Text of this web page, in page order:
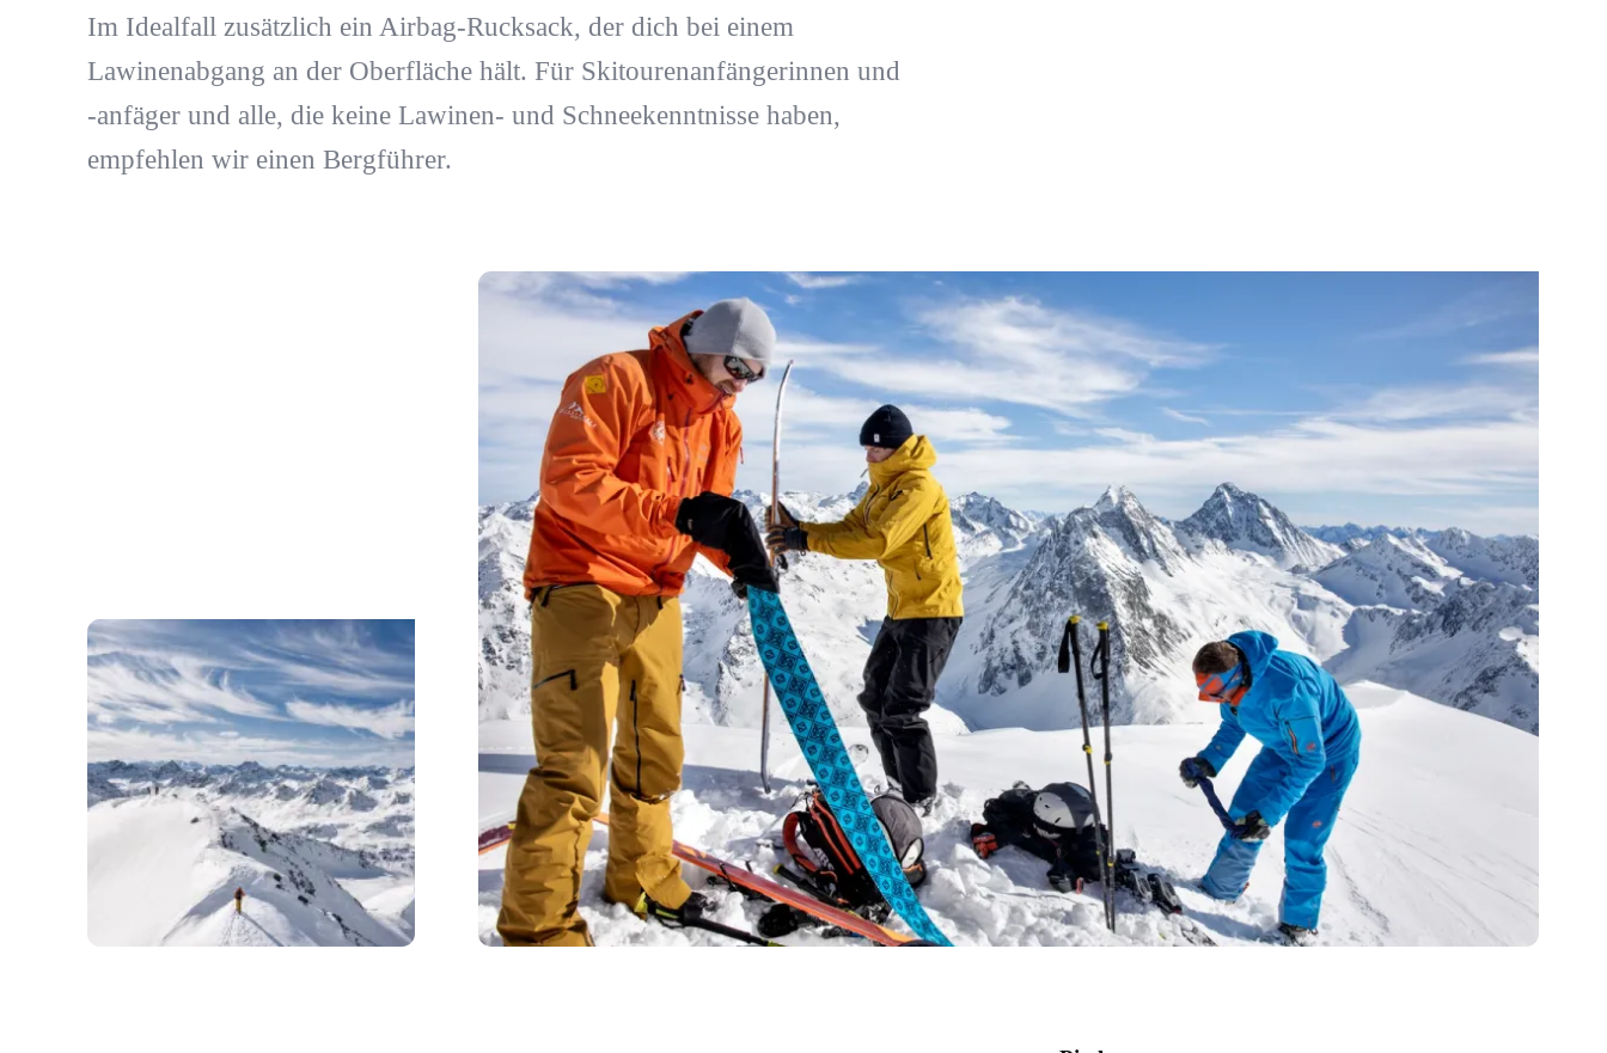
Im Idealfall zusätzlich ein Airbag-Rucksack, der dich bei einem
Lawinenabgang an der Oberfläche hält. Für Skitourenanfängerinnen und
-anfäger und alle, die keine Lawinen- und Schneekenntnisse haben,
empfehlen wir einen Bergführer.